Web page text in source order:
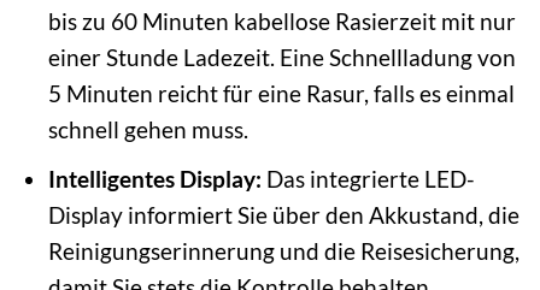
bis zu 60 Minuten kabellose Rasierzeit mit nur
einer Stunde Ladezeit. Eine Schnellladung von
5 Minuten reicht für eine Rasur, falls es einmal
schnell gehen muss.
Intelligentes Display: Das integrierte LED-
Display informiert Sie über den Akkustand, die
Reinigungserinnerung und die Reisesicherung,